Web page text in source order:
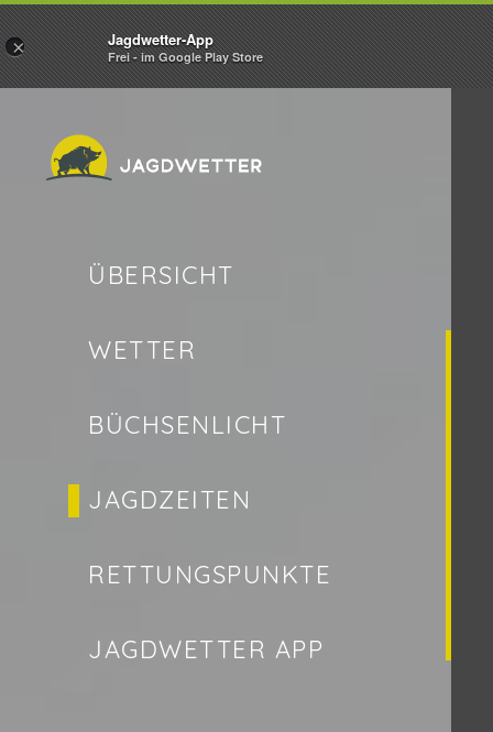
× Jagdwetter-App
Frei - im Google Play Store
ÜBERSICHT
WETTER
BÜCHSENLICHT
JAGDZEITEN
RETTUNGSPUNKTE
JAGDWETTER APP